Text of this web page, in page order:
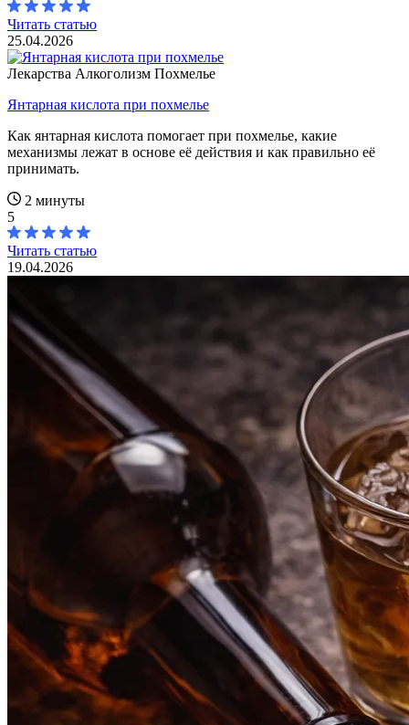
Читать статью
25.04.2026
Лекарства Алкоголизм Похмелье
Янтарная кислота при похмелье
Как янтарная кислота помогает при похмелье, какие
механизмы лежат в основе её действия и как правильно её
принимать.
2 минуты
5
Читать статью
19.04.2026